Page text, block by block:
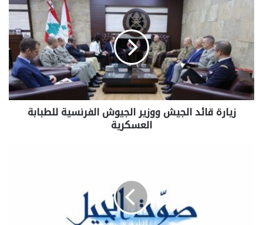
زيارة قائد الجيش ووزير الجيوش الفرنسية للطبابة
العسكرية